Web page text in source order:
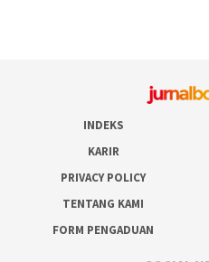
INDEKS
KARIR
PRIVACY POLICY
TENTANG KAMI
FORM PENGADUAN